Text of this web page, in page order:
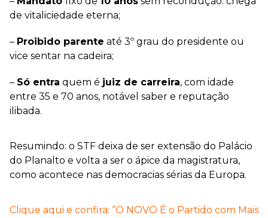
de vitaliciedade eterna;
– Proibido parente até 3º grau do presidente ou
vice sentar na cadeira;
– Só entra quem é juiz de carreira, com idade
entre 35 e 70 anos, notável saber e reputação
ilibada.
Resumindo: o STF deixa de ser extensão do Palácio
do Planalto e volta a ser o ápice da magistratura,
como acontece nas democracias sérias da Europa.
Clique aqui e confira: “O NOVO É o Partido com Mais